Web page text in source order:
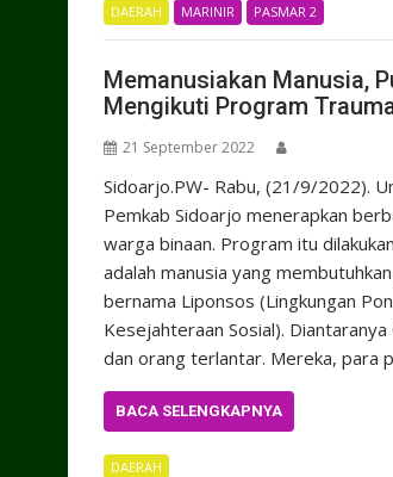
DAERAH MARINIR PASMAR 2
Memanusiakan Manusia,
Mengikuti Program
21 September 2022
Sidoarjo.PW- Rabu, (21/9/2022).
Pemkab Sidoarjo menerapkan
warga binaan. Program itu
adalah manusia yang
bernama Liponsos (Lingkungan
Kesejahteraan Sosial).
dan orang terlantar. Mereka, para
BACA SELENGKAPNYA
DAERAH